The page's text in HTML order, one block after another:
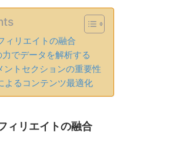
ィリエイトの融合
でデータを解析する
ントセクションの重要性
よるコンテンツ最適化
ィリエイトの融合